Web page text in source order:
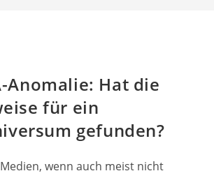
Anomalie: Hat die
für ein
gefunden?
wenn auch meist nicht